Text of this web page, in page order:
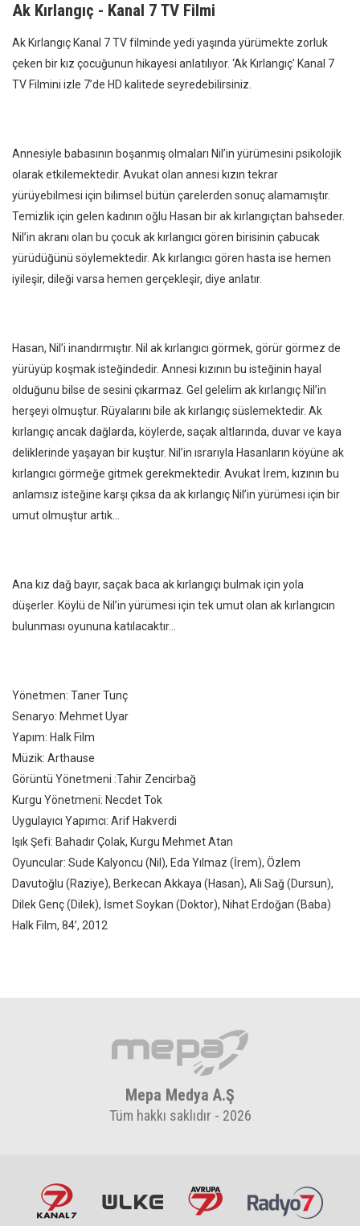
Ak Kırlangıç - Kanal 7 TV Filmi
Ak Kırlangıç Kanal 7 TV filminde yedi yaşında yürümekte zorluk
çeken bir kız çocuğunun hikayesi anlatılıyor. ‘Ak Kırlangıç’ Kanal 7
TV Filmini izle 7’de HD kalitede seyredebilirsiniz.
Annesiyle babasının boşanmış olmaları Nil’in yürümesini psikolojik
olarak etkilemektedir. Avukat olan annesi kızın tekrar
yürüyebilmesi için bilimsel bütün çarelerden sonuç alamamıştır.
Temizlik için gelen kadının oğlu Hasan bir ak kırlangıçtan bahseder.
Nil’in akranı olan bu çocuk ak kırlangıcı gören birisinin çabucak
yürüdüğünü söylemektedir. Ak kırlangıcı gören hasta ise hemen
iyileşir, dileği varsa hemen gerçekleşir, diye anlatır.
Hasan, Nil’i inandırmıştır. Nil ak kırlangıcı görmek, görür görmez de
yürüyüp koşmak isteğindedir. Annesi kızının bu isteğinin hayal
olduğunu bilse de sesini çıkarmaz. Gel gelelim ak kırlangıç Nil’in
herşeyi olmuştur. Rüyalarını bile ak kırlangıç süslemektedir. Ak
kırlangıç ancak dağlarda, köylerde, saçak altlarında, duvar ve kaya
deliklerinde yaşayan bir kuştur. Nil’in ısrarıyla Hasanların köyüne ak
kırlangıcı görmeğe gitmek gerekmektedir. Avukat İrem, kızının bu
anlamsız isteğine karşı çıksa da ak kırlangıç Nil’in yürümesi için bir
umut olmuştur artık…
Ana kız dağ bayır, saçak baca ak kırlangıçı bulmak için yola
düşerler. Köylü de Nil’in yürümesi için tek umut olan ak kırlangıcın
bulunması oyununa katılacaktır…
Yönetmen: Taner Tunç
Senaryo: Mehmet Uyar
Yapım: Halk Film
Müzik: Arthause
Görüntü Yönetmeni :Tahir Zencirbağ
Kurgu Yönetmeni: Necdet Tok
Uygulayıcı Yapımcı: Arif Hakverdi
Işık Şefi: Bahadır Çolak, Kurgu Mehmet Atan
Oyuncular: Sude Kalyoncu (Nil), Eda Yılmaz (İrem), Özlem
Davutoğlu (Raziye), Berkecan Akkaya (Hasan), Ali Sağ (Dursun),
Dilek Genç (Dilek), İsmet Soykan (Doktor), Nihat Erdoğan (Baba)
Halk Film, 84’, 2012
Mepa Medya A.Ş
Tüm hakkı saklıdır - 2026